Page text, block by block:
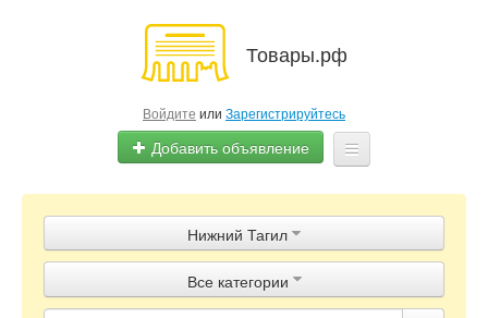
Товары.рф
Войдите или Зарегистрируйтесь
Добавить объявление
Объявления
Магазины
Нижний Тагил
Все категории